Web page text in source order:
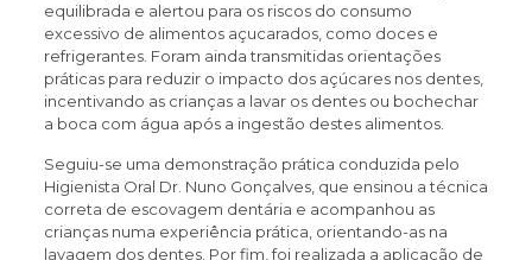
equilibrada e alertou para os riscos do consumo
excessivo de alimentos açucarados, como doces e
refrigerantes. Foram ainda transmitidas orientações
práticas para reduzir o impacto dos açúcares nos dentes,
incentivando as crianças a lavar os dentes ou bochechar
a boca com água após a ingestão destes alimentos.
Seguiu-se uma demonstração prática conduzida pelo
Higienista Oral Dr. Nuno Gonçalves, que ensinou a técnica
correta de escovagem dentária e acompanhou as
crianças numa experiência prática, orientando-as na
lavagem dos dentes. Por fim, foi realizada a aplicação de